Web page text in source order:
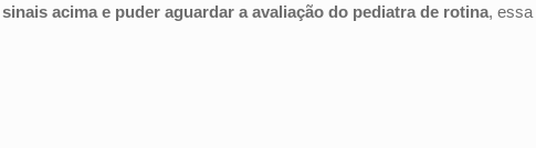
acima e puder aguardar a avaliação do pediatra de rotina, essa